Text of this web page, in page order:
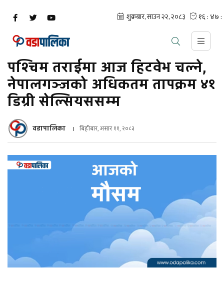
पश्चिम तराईमा आज हिटवेभ चल्ने,
नेपालगञ्जको अधिकतम तापक्रम ४१
डिग्री सेल्सियससम्म
वडापालिका बिहीबार, असार ११, २०८३